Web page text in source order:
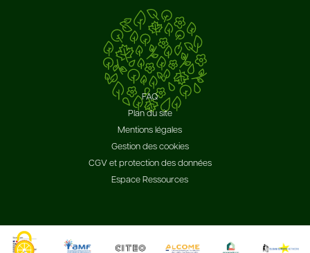
FAQ
Plan du site
Mentions légales
Gestion des cookies
CGV et protection des données
Espace Ressources